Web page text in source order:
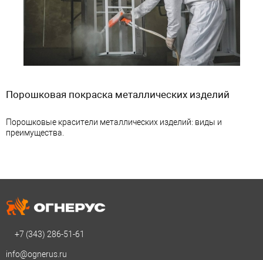
Порошковая покраска металлических изделий
Порошковые красители металлических изделий: виды и
преимущества.
+7 (343) 286-51-61
info@ognerus.ru